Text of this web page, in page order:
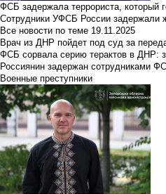
ФСБ задержала террориста, который
Сотрудники УФСБ России задержали
Все новости по теме 19.11.2025
Врач из ДНР пойдет под суд за
ФСБ сорвала серию терактов в ДНР:
Россиянин задержан сотрудниками
Военные преступники